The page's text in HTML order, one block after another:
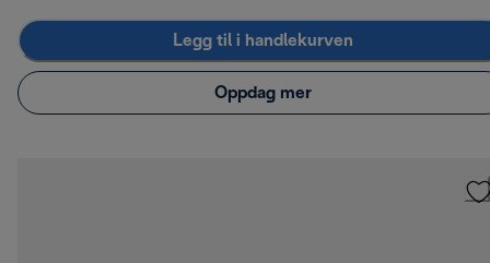
Legg til i handlekurven
Oppdag mer